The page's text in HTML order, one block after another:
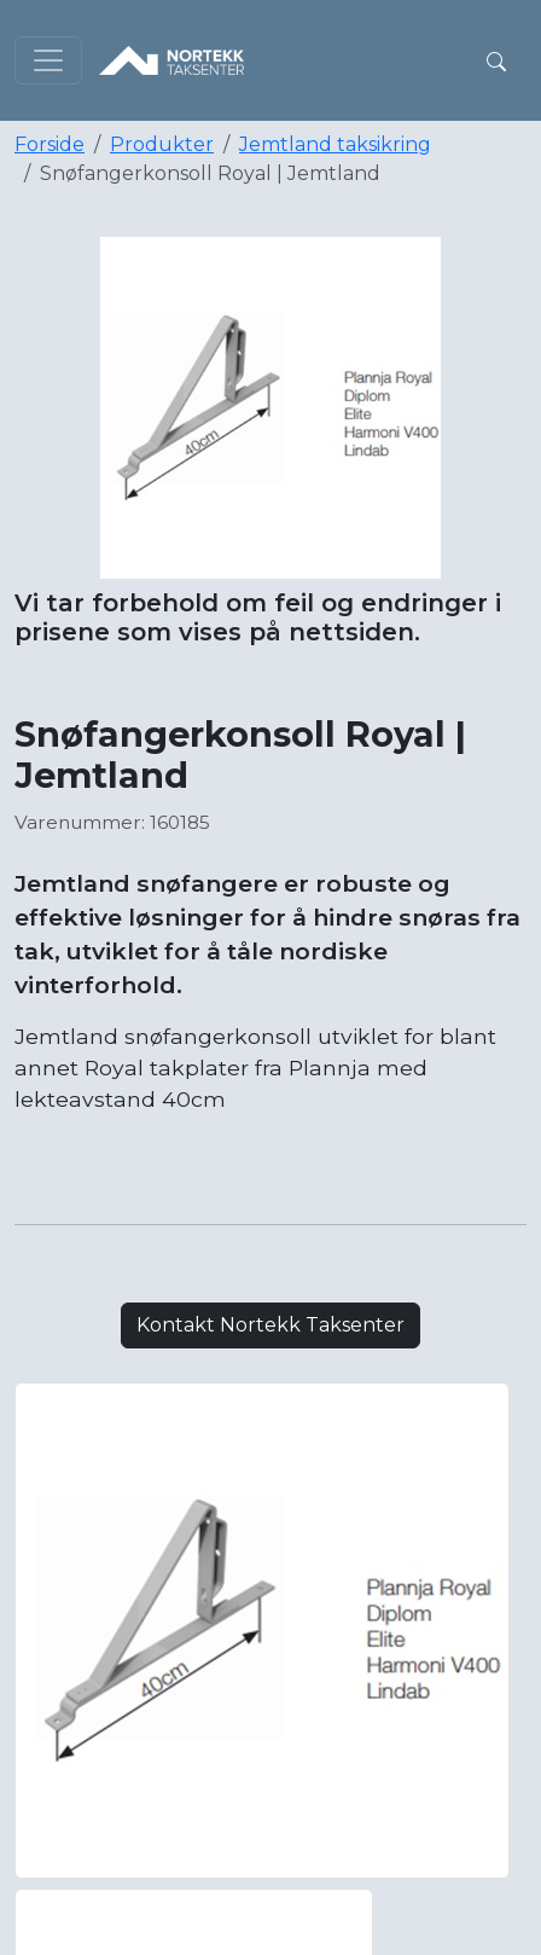
Forside Produkter
Jemtland taksikring
Snøfangerkonsoll Royal | Jemtland
Vi tar forbehold om feil og endringer i
prisene som vises på nettsiden.
Snøfangerkonsoll Royal |
Jemtland
Varenummer: 160185
Jemtland snøfangere er robuste og
effektive løsninger for å hindre snøras fra
tak, utviklet for å tåle nordiske
vinterforhold.
Jemtland snøfangerkonsoll utviklet for blant
annet Royal takplater fra Plannja med
lekteavstand 40cm
Kontakt Nortekk Taksenter